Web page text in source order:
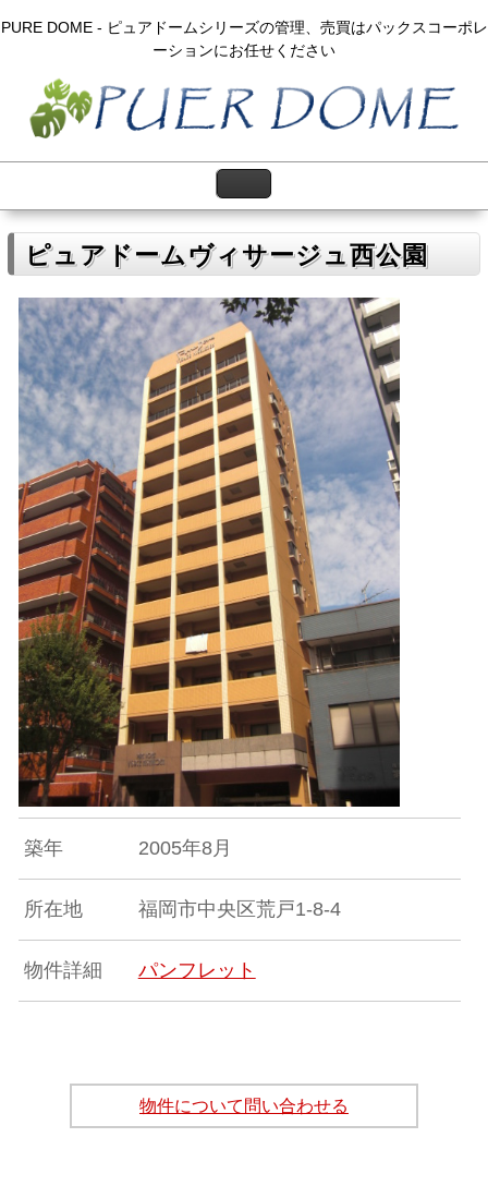
PURE DOME - ピュアドームシリーズの管理、売買はパックスコーポレ
ーションにお任せください
ピュアドームヴィサージュ西公園
築年 2005年8月
所在地 福岡市中央区荒戸1-8-4
物件詳細 パンフレット
物件について問い合わせる